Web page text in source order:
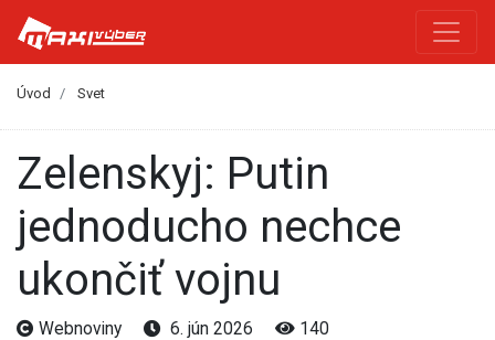
Úvod Svet
Zelenskyj: Putin
jednoducho nechce
ukončiť vojnu
Webnoviny 6. jún 2026 140